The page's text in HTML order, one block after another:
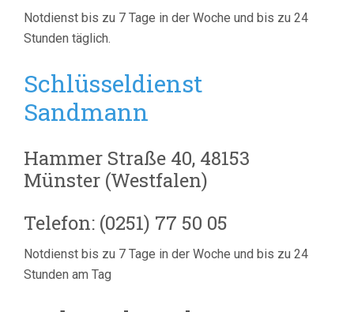
Notdienst bis zu 7 Tage in der Woche und bis zu 24
Stunden täglich.
Schlüsseldienst
Sandmann
Hammer Straße 40, 48153
Münster (Westfalen)
Telefon: (0251) 77 50 05
Notdienst bis zu 7 Tage in der Woche und bis zu 24
Stunden am Tag